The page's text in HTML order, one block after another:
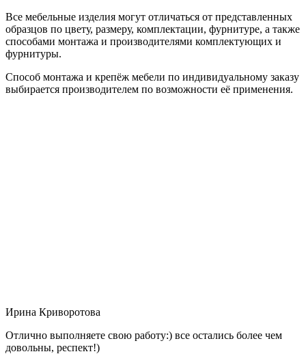
Все мебельные изделия могут отличаться от представленных
образцов по цвету, размеру, комплектации, фурнитуре, а также
способами монтажа и производителями комплектующих и
фурнитуры.
Способ монтажа и крепёж мебели по индивидуальному заказу
выбирается производителем по возможности её применения.
Ирина Криворотова
Отлично выполняете свою работу:) все остались более чем
довольны, респект!)